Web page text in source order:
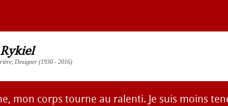
Designer (1930 - 2016)
mon corps tourne au ralenti. Je suis moins